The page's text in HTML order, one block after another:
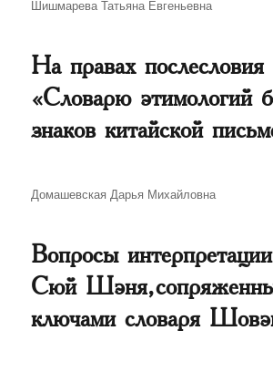
Автор
Шишмарева Татьяна Евгеньевна
На правах послесловия
«Словарю этимологий
знаков китайской
Автор
Домашевская Дарья Михайловна
Вопросы
Сюй Шэня,
ключами словаря